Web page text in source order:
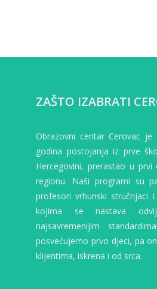
ZAŠTO IZABRATI
Obrazovni centar Cerovac
godina postojanja iz prve
Hercegovini, prerastao u prvi
regionu. Naši programi su
profesori vrhunski stručnjaci
kojima se nastava
najsavremenijim
posvećujemo prvo djeci, pa
klijentima, iskrena i od srca.